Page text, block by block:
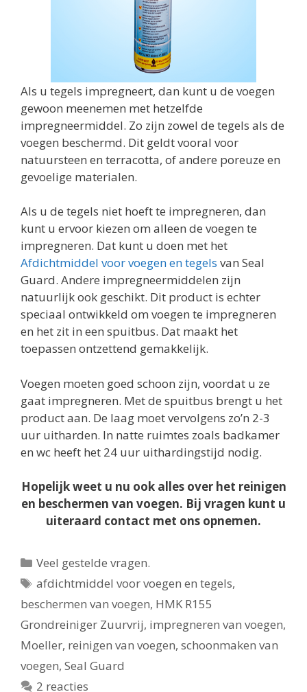
Als u tegels impregneert, dan kunt u de voegen
gewoon meenemen met hetzelfde
impregneermiddel. Zo zijn zowel de tegels als de
voegen beschermd. Dit geldt vooral voor
natuursteen en terracotta, of andere poreuze en
gevoelige materialen.
Als u de tegels niet hoeft te impregneren, dan
kunt u ervoor kiezen om alleen de voegen te
impregneren. Dat kunt u doen met het
Afdichtmiddel voor voegen en tegels van Seal
Guard. Andere impregneermiddelen zijn
natuurlijk ook geschikt. Dit product is echter
speciaal ontwikkeld om voegen te impregneren
en het zit in een spuitbus. Dat maakt het
toepassen ontzettend gemakkelijk.
Voegen moeten goed schoon zijn, voordat u ze
gaat impregneren. Met de spuitbus brengt u het
product aan. De laag moet vervolgens zo’n 2-3
uur uitharden. In natte ruimtes zoals badkamer
en wc heeft het 24 uur uithardingstijd nodig.
Hopelijk weet u nu ook alles over het reinigen
en beschermen van voegen. Bij vragen kunt u
uiteraard contact met ons opnemen.
Categorieën
Veel gestelde vragen.
Tags
afdichtmiddel voor voegen en tegels,
beschermen van voegen, HMK R155
Grondreiniger Zuurvrij, impregneren van voegen,
Moeller, reinigen van voegen, schoonmaken van
voegen, Seal Guard
2 reacties